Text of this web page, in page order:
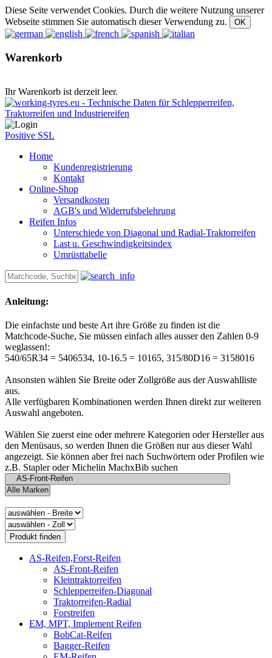
Diese Seite verwendet Cookies. Durch die weitere Nutzung unserer
Webseite stimmen Sie automatisch dieser Verwendung zu.
Warenkorb
Ihr Warenkorb ist derzeit leer.
Positive SSL
Home
Kundenregistrierung
Kontakt
Online-Shop
Versandkosten
AGB's und Widerrufsbelehrung
Reifen Infos
Unterschiede von Diagonal und Radial-Traktorreifen
Last u. Geschwindigkeitsindex
Umrüsttabelle
Anleitung:
Die einfachste und beste Art ihre Größe zu finden ist die
Matchcode-Suche, Sie müssen einfach alles ausser den Zahlen 0-9
weglassen!:
540/65R34 = 5406534, 10-16.5 = 10165, 315/80D16 = 3158016
Ansonsten wählen Sie Breite oder Zollgröße aus der Auswahlliste
aus.
Alle verfügbaren Kombinationen werden Ihnen direkt zur weiteren
Auswahl angeboten.
Wählen Sie zuerst eine oder mehrere Kategorien oder Hersteller aus
den Menüsaus, so werden Ihnen die Größen nur aus dieser Wahl
angezeigt. Sie können aber frei nach Suchwörtern oder Profilen wie
z.B. Stapler oder Michelin MachxBib suchen
AS-Reifen,Forst-Reifen
AS-Front-Reifen
Kleintraktorreifen
Schlepperreifen-Diagonal
Traktorreifen-Radial
Forstreifen
EM, MPT, Implement Reifen
BobCat-Reifen
Bagger-Reifen